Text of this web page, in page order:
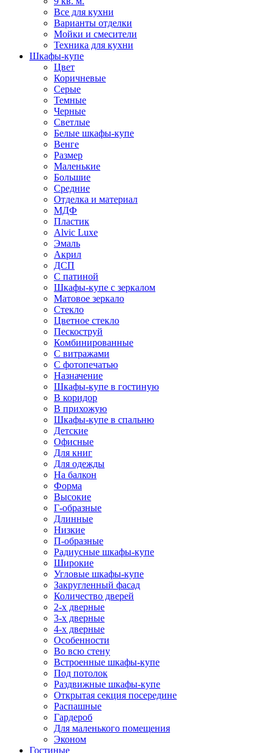
Все для кухни
Варианты отделки
Мойки и смесители
Техника для кухни
Шкафы-купе
Цвет
Коричневые
Серые
Темные
Черные
Светлые
Белые шкафы-купе
Венге
Размер
Маленькие
Большие
Средние
Отделка и материал
МДФ
Пластик
Alvic Luxe
Эмаль
Акрил
ДСП
С патиной
Шкафы-купе с зеркалом
Матовое зеркало
Стекло
Цветное стекло
Пескоструй
Комбинированные
С витражами
С фотопечатью
Назначение
Шкафы-купе в гостиную
В коридор
В прихожую
Шкафы-купе в спальню
Детские
Офисные
Для книг
Для одежды
На балкон
Форма
Высокие
Г-образные
Длинные
Низкие
П-образные
Радиусные шкафы-купе
Широкие
Угловые шкафы-купе
Закругленный фасад
Количество дверей
2-х дверные
3-х дверные
4-х дверные
Особенности
Во всю стену
Встроенные шкафы-купе
Под потолок
Раздвижные шкафы-купе
Открытая секция посередине
Распашные
Гардероб
Для маленького помещения
Эконом
Гостиные